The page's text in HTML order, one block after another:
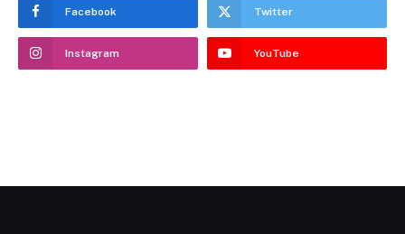
Facebook Twitter
Instagram YouTube